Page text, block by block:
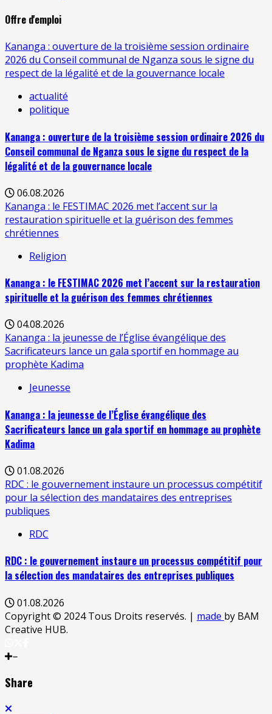
Offre d'emploi
Kananga : ouverture de la troisième session ordinaire
2026 du Conseil communal de Nganza sous le signe du
respect de la légalité et de la gouvernance locale
actualité
politique
Kananga : ouverture de la troisième session ordinaire 2026 du
Conseil communal de Nganza sous le signe du respect de la
légalité et de la gouvernance locale
06.08.2026
Kananga : le FESTIMAC 2026 met l’accent sur la
restauration spirituelle et la guérison des femmes
chrétiennes
Religion
Kananga : le FESTIMAC 2026 met l’accent sur la restauration
spirituelle et la guérison des femmes chrétiennes
04.08.2026
Kananga : la jeunesse de l’Église évangélique des
Sacrificateurs lance un gala sportif en hommage au
prophète Kadima
Jeunesse
Kananga : la jeunesse de l’Église évangélique des
Sacrificateurs lance un gala sportif en hommage au prophète
Kadima
01.08.2026
RDC : le gouvernement instaure un processus compétitif
pour la sélection des mandataires des entreprises
publiques
RDC
RDC : le gouvernement instaure un processus compétitif pour
la sélection des mandataires des entreprises publiques
01.08.2026
Copyright © 2024 Tous Droits reservés. | made by BAM
Creative HUB.
Share